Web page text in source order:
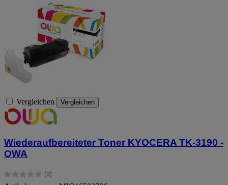
Vergleichen Vergleichen
Wiederaufbereiteter Toner KYOCERA TK-3190 -
OWA
(0)
0.0